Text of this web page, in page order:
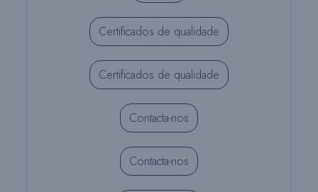
Certificados de qualidade
Certificados de qualidade
Contacta-nos
Contacta-nos